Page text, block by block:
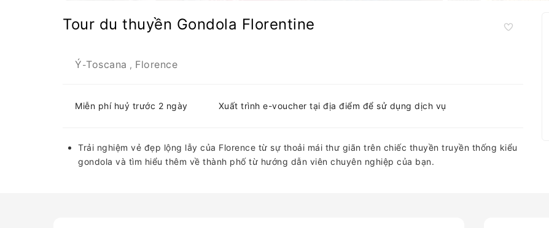
Tour du thuyền Gondola Florentine
Ý-Toscana , Florence
Miễn phí huỷ trước 2 ngày Xuất trình e-voucher tại địa điểm để sử dụng dịch vụ
Trải nghiệm vẻ đẹp lộng lẫy của Florence từ sự thoải mái thư giãn trên chiếc thuyền truyền thống kiểu
gondola và tìm hiểu thêm về thành phố từ hướng dẫn viên chuyên nghiệp của bạn.